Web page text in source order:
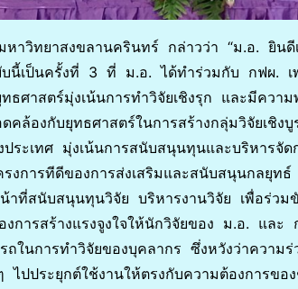
าวิทยาสงขลานครินทร์ กล่าวว่า “ม.อ. ยินดี
นี้เป็นครั้งที่ 3 ที่ ม.อ. ได้ทำร่วมกับ กฟผ. เพ
ศาสตร์มุ่งเน้นการทำวิจัยเชิงรุก และมีความ
ล้องกับยุทธศาสตร์ในการสร้างกลุ่มวิจัยเชิง
ระเทศ มุ่งเน้นการสนับสนุนทุนและบริหารจัด
งการทีดีของการส่งเสริมและสนับสนุนกลยุท
าที่สนับสนุนทุนวิจัย บริหารงานวิจัย เพื่อร่วม
การสร้างแรงจูงใจให้นักวิจัยของ ม.อ. และ
ในการทำวิจัยของบุคลากร ซึ่งหวังว่าความ
ไปประยุกต์ใช้งานให้ตรงกับความต้องการข